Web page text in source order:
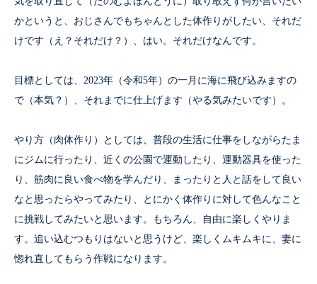
かというと、おじさんでもちゃんとした体作りがしたい、それだ
けです（え？それだけ？）、はい。それだけなんです。
目標としては、2023年（令和5年）の一月に海に飛び込みますの
で（本気？）、それまでに仕上げます（やる気みたいです）。
やり方（肉体作り）としては、普段の生活に仕事をしながらたま
にジムに行ったり、近くの公園で運動したり、運動器具を使った
り、筋肉に良い食べ物を学んだり、まったりと人と話をして良い
なと思ったらやってみたり、とにかく体作りに対して色んなこと
に挑戦してみたいと思います。もちろん、自由に楽しくやりま
す。追い込むつもりはないと思うけど、楽しくムキムキに、妻に
惚れ直してもらう作戦になります。